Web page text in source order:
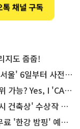
지도 줍줍!
6일부터 사전 예약
가능? Yes, I 'CAN'
상' 수상작 공개!
강 밤핑' 예약은?